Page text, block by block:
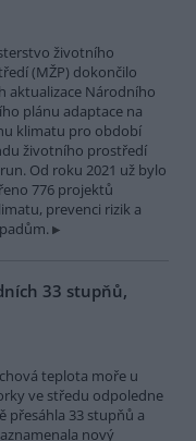
životního
(MŽP) dokončilo
aktualizace Národního
plánu adaptace na
klimatu pro období
životního prostředí
Od roku 2021 už bylo
776 projektů
prevenci rizik a
33 stupňů,
teplota moře u
ve středu odpoledne
přesáhla 33 stupňů a
nový